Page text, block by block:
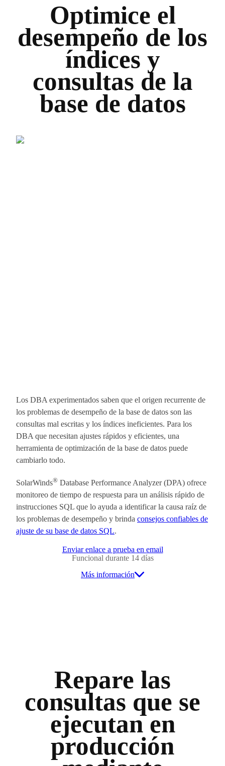
Optimice el
desempeño de los
índices y
consultas de la
base de datos
Los DBA experimentados saben que el origen recurrente de
los problemas de desempeño de la base de datos son las
consultas mal escritas y los índices ineficientes. Para los
DBA que necesitan ajustes rápidos y eficientes, una
herramienta de optimización de la base de datos puede
cambiarlo todo.
SolarWinds® Database Performance Analyzer (DPA) ofrece
monitoreo de tiempo de respuesta para un análisis rápido de
instrucciones SQL que lo ayuda a identificar la causa raíz de
los problemas de desempeño y brinda consejos confiables de
ajuste de su base de datos SQL.
Enviar enlace a prueba en email
Funcional durante 14 días
Más información
Repare las
consultas que se
ejecutan en
producción